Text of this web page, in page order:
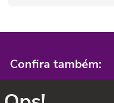
Confira também: